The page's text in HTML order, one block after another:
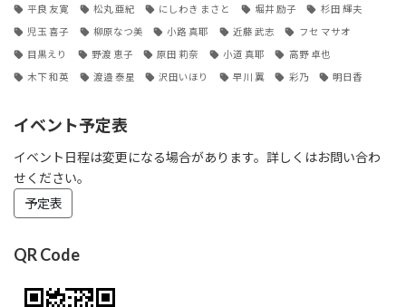
平良 友寛 松丸 亜紀 にしわき まさと 堀井 励子 杉田 輝夫
児玉 喜子 柳原なつ美 小路 真耶 近藤 武志 フセ マサオ
目黒えり 野渡 恵子 原田 莉奈 小道 真耶 高野 卓也
木下 和英 渡邉 泰星 沢田いほり 早川 翼 彩乃 明日香
イベント予定表
イベント日程は変更になる場合があります。詳しくはお問い合わ
せください。
予定表
QR Code